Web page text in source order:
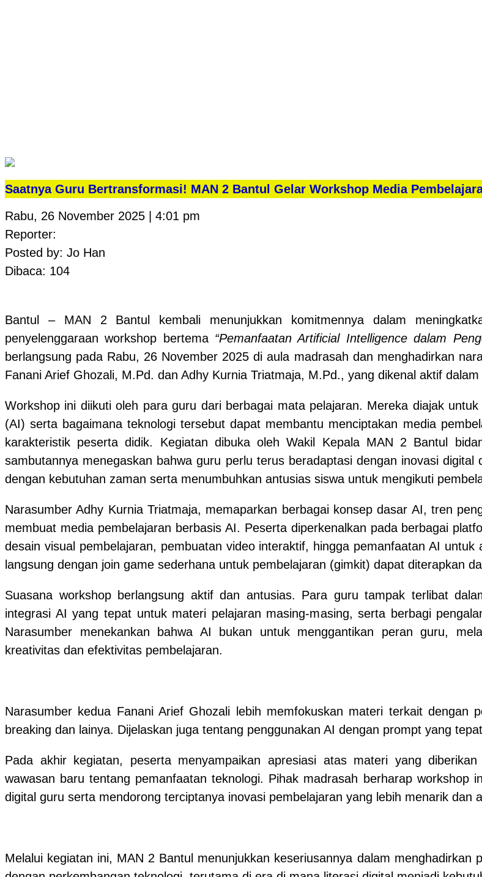
Saatnya Guru Bertransformasi! MAN 2 Bantul Gelar Workshop Media
Rabu, 26 November 2025 | 4:01 pm
Reporter:
Posted by: Jo Han
Dibaca: 104
Bantul – MAN 2 Bantul kembali menunjukkan komitmennya dalam
penyelenggaraan workshop bertema “Pemanfaatan Artificial Intelligence dalam
berlangsung pada Rabu, 26 November 2025 di aula madrasah dan menghadirkan
Fanani Arief Ghozali, M.Pd. dan Adhy Kurnia Triatmaja, M.Pd., yang dikenal aktif
Workshop ini diikuti oleh para guru dari berbagai mata pelajaran. Mereka diajak
(AI) serta bagaimana teknologi tersebut dapat membantu menciptakan media
karakteristik peserta didik. Kegiatan dibuka oleh Wakil Kepala MAN 2 Bantul
sambutannya menegaskan bahwa guru perlu terus beradaptasi dengan inovasi
dengan kebutuhan zaman serta menumbuhkan antusias siswa untuk mengikuti
Narasumber Adhy Kurnia Triatmaja, memaparkan berbagai konsep dasar AI, tren
membuat media pembelajaran berbasis AI. Peserta diperkenalkan pada berbagai
desain visual pembelajaran, pembuatan video interaktif, hingga pemanfaatan AI
langsung dengan join game sederhana untuk pembelajaran (gimkit) dapat diterapkan
Suasana workshop berlangsung aktif dan antusias. Para guru tampak terlibat
integrasi AI yang tepat untuk materi pelajaran masing-masing, serta berbagi
Narasumber menekankan bahwa AI bukan untuk menggantikan peran guru,
kreativitas dan efektivitas pembelajaran.
Narasumber kedua Fanani Arief Ghozali lebih memfokuskan materi terkait dengan
breaking dan lainya. Dijelaskan juga tentang penggunakan AI dengan prompt yang
Pada akhir kegiatan, peserta menyampaikan apresiasi atas materi yang
wawasan baru tentang pemanfaatan teknologi. Pihak madrasah berharap workshop
digital guru serta mendorong terciptanya inovasi pembelajaran yang lebih menarik dan
Melalui kegiatan ini, MAN 2 Bantul menunjukkan keseriusannya dalam